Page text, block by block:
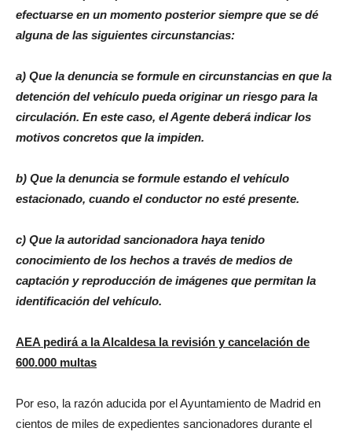
efectuarse en un momento posterior siempre que se dé
alguna de las siguientes circunstancias:
a) Que la denuncia se formule en circunstancias en que la
detención del vehículo pueda originar un riesgo para la
circulación. En este caso, el Agente deberá indicar los
motivos concretos que la impiden.
b) Que la denuncia se formule estando el vehículo
estacionado, cuando el conductor no esté presente.
c) Que la autoridad sancionadora haya tenido
conocimiento de los hechos a través de medios de
captación y reproducción de imágenes que permitan la
identificación del vehículo.
AEA pedirá a la Alcaldesa la revisión y cancelación de
600.000 multas
Por eso, la razón aducida por el Ayuntamiento de Madrid en
cientos de miles de expedientes sancionadores durante el